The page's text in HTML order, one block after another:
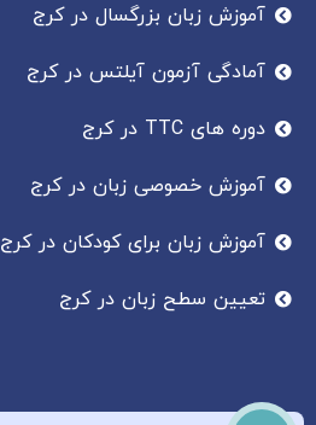
آموزش زبان بزرگسال در کرج
آمادگی آزمون آیلتس در کرج
دوره های TTC در کرج
آموزش خصوصی زبان در کرج
آموزش زبان برای کودکان در کرج
تعیین سطح زبان در کرج